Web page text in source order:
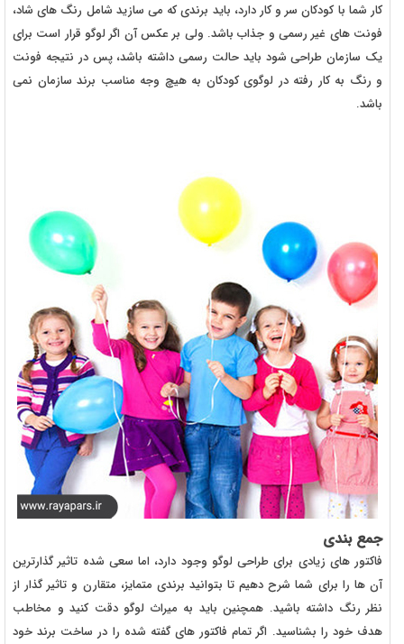
کار شما با کودکان سر و کار دارد، باید برندی که می سازید شامل رنگ های شاد،
فونت های غیر رسمی و جذاب باشد. ولی بر عکس آن اگر لوگو قرار است برای
یک سازمان طراحی شود باید حالت رسمی داشته باشد، پس در نتیجه فونت
و رنگ به کار رفته در لوگوی کودکان به هیچ وجه مناسب برند سازمان نمی
باشد.
جمع بندی
فاکتور های زیادی برای طراحی لوگو وجود دارد، اما سعی شده تاثیر گذارترین
آن ها را برای شما شرح دهیم تا بتوانید برندی متمایز، متقارن و تاثیر گذار از
نظر رنگ داشته باشید. همچنین باید به میراث لوگو دقت کنید و مخاطب
هدف خود را بشناسید. اگر تمام فاکتور های گفته شده را در ساخت برند خود